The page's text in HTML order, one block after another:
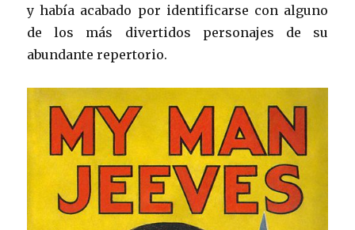
y había acabado por identificarse con alguno
de los más divertidos personajes de su
abundante repertorio.